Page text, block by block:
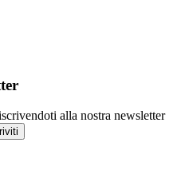
alla nostra newsletter